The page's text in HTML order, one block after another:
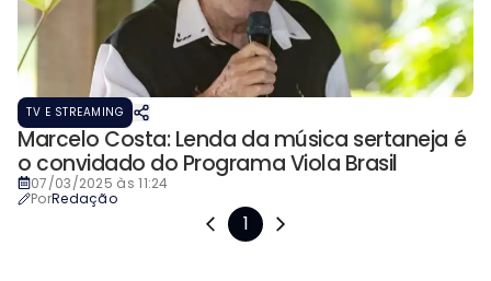
TV E STREAMING
Marcelo Costa: Lenda da música sertaneja é
o convidado do Programa Viola Brasil
07/03/2025 às 11:24
PorRedação
1